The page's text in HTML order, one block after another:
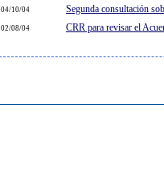
04/10/04 Segunda consultación
02/08/04 CRR para revisar el